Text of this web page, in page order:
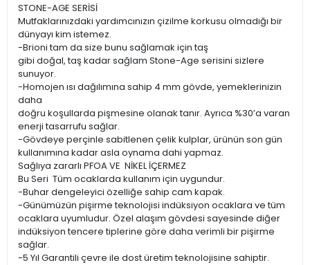
STONE-AGE SERİSİ
Mutfaklarınızdaki yardımcınızın çizilme korkusu olmadığı bir
dünyayı kim istemez.
-Brioni tam da size bunu sağlamak için taş
gibi doğal, taş kadar sağlam Stone-Age serisini sizlere
sunuyor.
-Homojen ısı dağılımına sahip 4 mm gövde, yemeklerinizin
daha
doğru koşullarda pişmesine olanak tanır. Ayrıca %30’a varan
enerji tasarrufu sağlar.
-Gövdeye perçinle sabitlenen çelik kulplar, ürünün son gün
kullanımına kadar asla oynama dahi yapmaz.
Sağlıya zararlı PFOA VE NİKEL İÇERMEZ
Bu Seri Tüm ocaklarda kullanım için uygundur.
-Buhar dengeleyici özelliğe sahip cam kapak.
-Günümüzün pişirme teknolojisi indüksiyon ocaklara ve tüm
ocaklara uyumludur. Özel alaşım gövdesi sayesinde diğer
indüksiyon tencere tiplerine göre daha verimli bir pişirme
sağlar.
-5 Yıl Garantili çevre ile dost üretim teknolojisine sahiptir.